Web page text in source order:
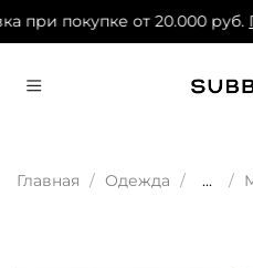
при покупке от 20.000 руб.
Главная Одежда ...